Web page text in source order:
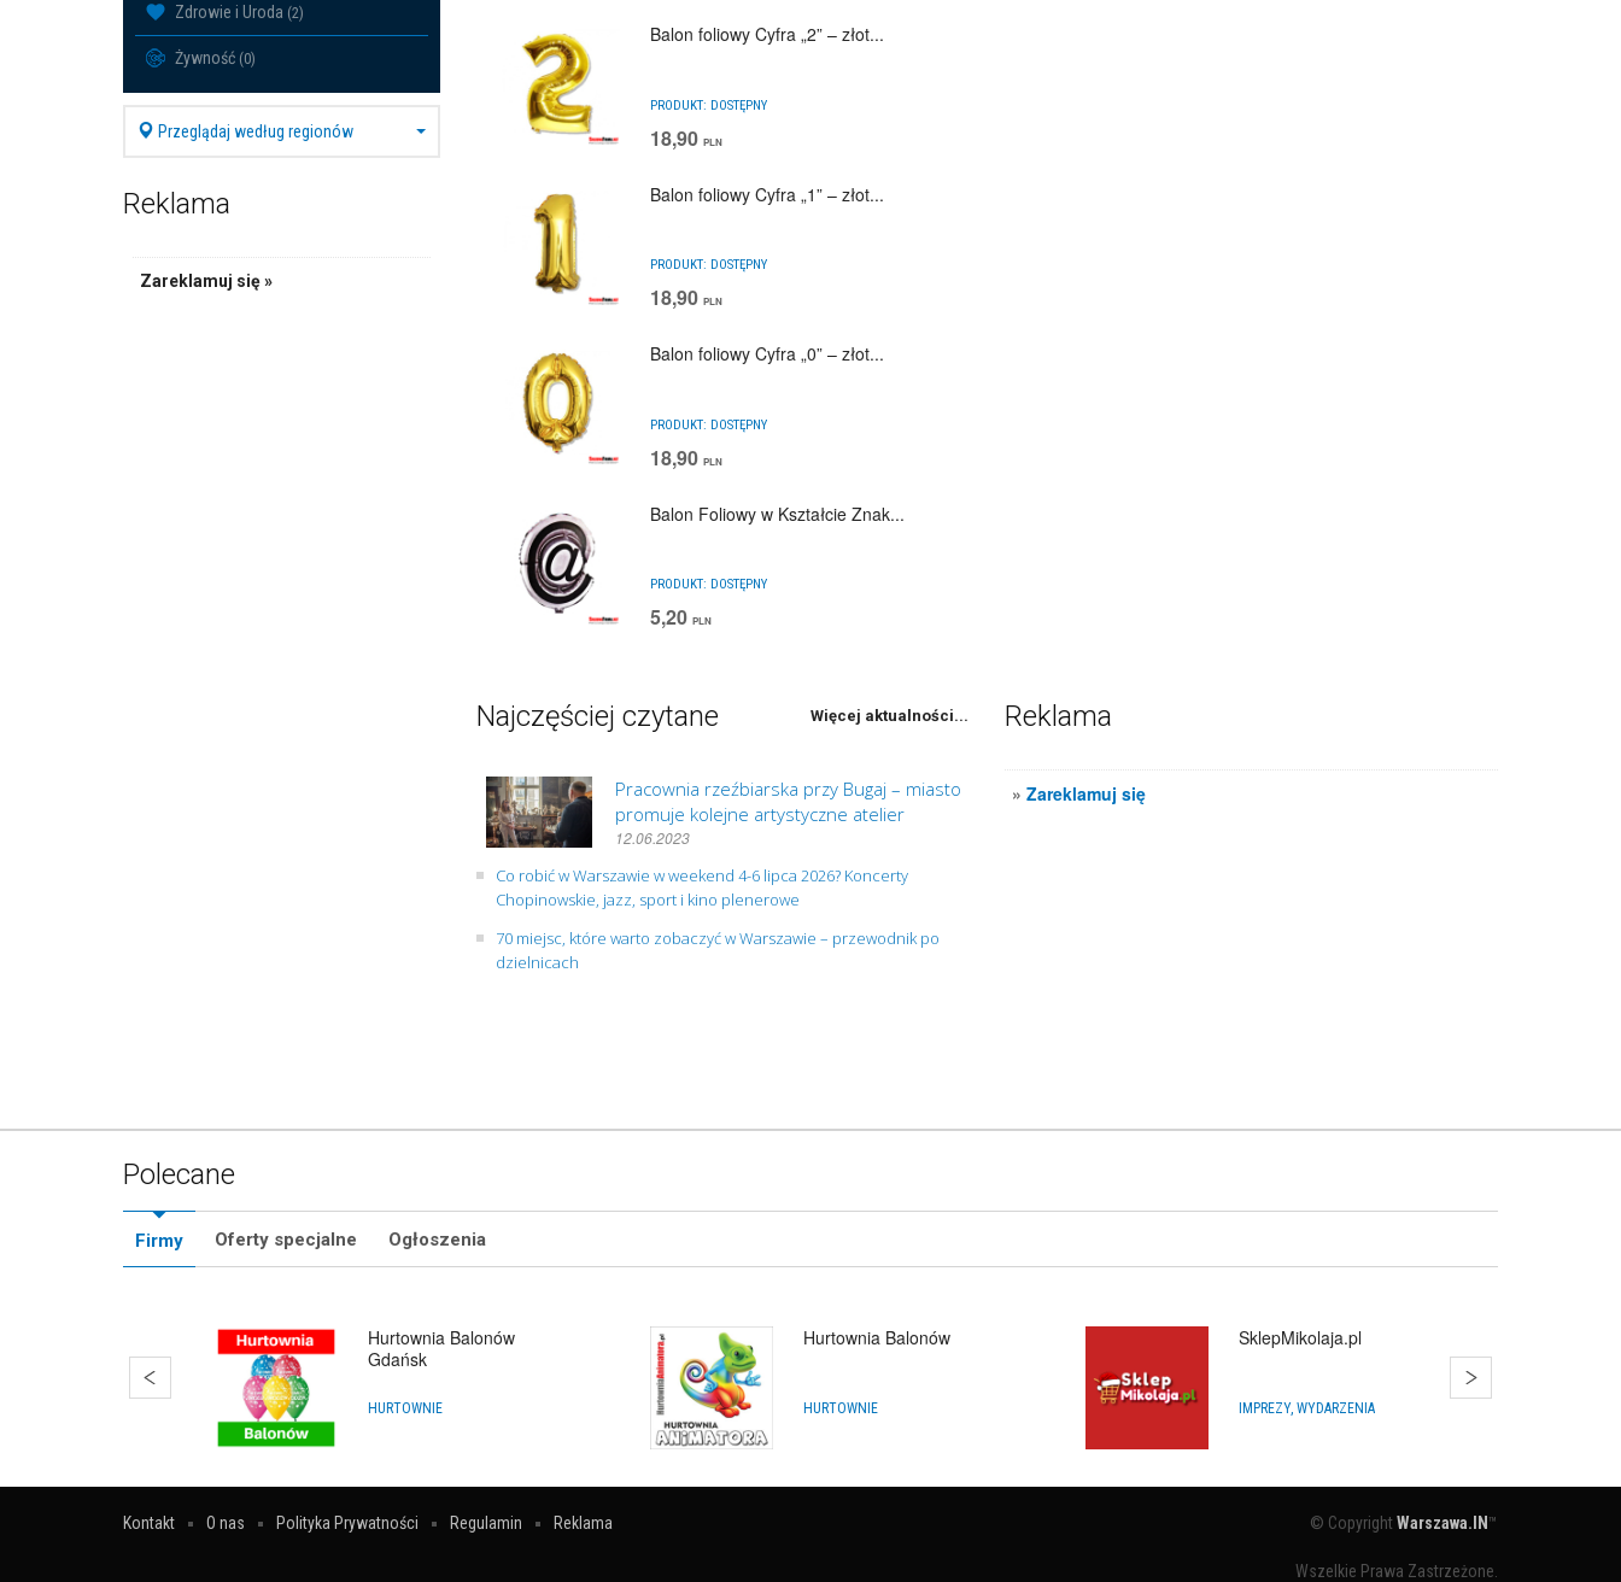
Zdrowie i Uroda (2)
Żywność (0)
Przeglądaj według regionów
Reklama
Zareklamuj się »
Balon foliowy Cyfra „2” – złot...
PRODUKT: DOSTĘPNY
18,90 PLN
Balon foliowy Cyfra „1” – złot...
PRODUKT: DOSTĘPNY
18,90 PLN
Balon foliowy Cyfra „0” – złot...
PRODUKT: DOSTĘPNY
18,90 PLN
Balon Foliowy w Kształcie Znak...
PRODUKT: DOSTĘPNY
5,20 PLN
Najczęściej czytane Więcej aktualności...
Pracownia rzeźbiarska przy Bugaj – miasto
promuje kolejne artystyczne atelier
12.06.2023
Co robić w Warszawie w weekend 4-6 lipca 2026? Koncerty
Chopinowskie, jazz, sport i kino plenerowe
70 miejsc, które warto zobaczyć w Warszawie – przewodnik po
dzielnicach
Reklama
»Zareklamuj się
Polecane
Firmy Oferty specjalne Ogłoszenia
Hurtownia Balonów
Gdańsk
HURTOWNIE
Hurtownia Balonów
HURTOWNIE
SklepMikolaja.pl
IMPREZY, WYDARZENIA
Kontakt O nas Polityka Prywatności Regulamin Reklama © CopyrightWarszawa.IN ™
Wszelkie Prawa Zastrzeżone.